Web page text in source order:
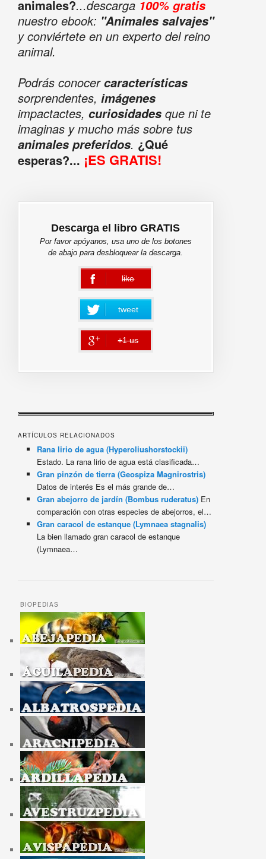
animales?...descarga 100% gratis
nuestro ebook: "Animales salvajes"
y conviértete en un experto del reino
animal.
Podrás conocercaracterísticas
sorprendentes, imágenes
impactactes, curiosidadesque ni te
imaginas y mucho más sobre tus
animales preferidos. ¿Qué
esperas?... ¡ES GRATIS!
Descarga el libro GRATIS
Por favor apóyanos, usa uno de los botones
de abajo para desbloquear la descarga.
like
error
tweet
+1 us
error
ARTÍCULOS RELACIONADOS
Rana lirio de agua (Hyperoliushorstockii)
Estado. La rana lirio de agua está clasificada…
Gran pinzón de tierra (Geospiza Magnirostris)
Datos de interés Es el más grande de…
Gran abejorro de jardín (Bombus ruderatus) En
comparación con otras especies de abejorros, el…
Gran caracol de estanque (Lymnaea stagnalis)
La bien llamado gran caracol de estanque
(Lymnaea…
BIOPEDIAS